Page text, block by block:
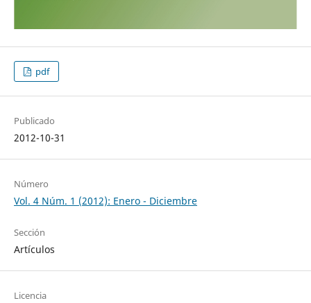
pdf
Publicado
2012-10-31
Número
Vol. 4 Núm. 1 (2012): Enero - Diciembre
Sección
Artículos
Licencia